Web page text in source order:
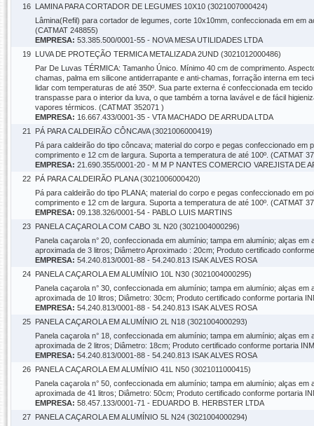
16 LAMINA PARA CORTADOR DE LEGUMES 10X10 (3021007000424)
Lâmina(Refil) para cortador de legumes, corte 10x10mm, confeccionada em em
(CATMAT 248855)
EMPRESA: 53.385.500/0001-55 - NOVA MESA UTILIDADES LTDA
19 LUVA DE PROTEÇÃO TERMICA METALIZADA 2UND (3021012000486)
Par De Luvas TÉRMICA: Tamanho Único. Mínimo 40 cm de comprimento.
chamas, palma em silicone antiderrapante e anti-chamas, forração interna em
lidar com temperaturas de até 350º. Sua parte externa é confeccionada em
transpasse para o interior da luva, o que também a torna lavável e de fácil
vapores térmicos. (CATMAT 352071 )
EMPRESA: 16.667.433/0001-35 - VTA MACHADO DE ARRUDA LTDA
21
PÁ PARA CALDEIRÃO CÔNCAVA (3021006000419)
Pá para caldeirão do tipo côncava; material do corpo e pegas confeccionado
comprimento e 12 cm de largura. Suporta a temperatura de até 100º. (CATMAT
EMPRESA: 21.690.355/0001-20 - M M P NANTES COMERCIO VAREJISTA DE
22 PÁ PARA CALDEIRÃO PLANA (3021006000420)
Pá para caldeirão do tipo PLANA; material do corpo e pegas confeccionado em
comprimento e 12 cm de largura. Suporta a temperatura de até 100º. (CATMAT
EMPRESA: 09.138.326/0001-54 - PABLO LUIS MARTINS
23 PANELA CAÇAROLA COM CABO 3L N20 (3021004000296)
Panela caçarola n° 20, confeccionada em alumínio; tampa em alumínio; alças
aproximada de 3 litros; Diâmetro Aproximado : 20cm; Produto certificado
EMPRESA: 54.240.813/0001-88 - 54.240.813 ISAK ALVES ROSA
24 PANELA CAÇAROLA EM ALUMÍNIO 10L N30 (3021004000295)
Panela caçarola n° 30, confeccionada em alumínio; tampa em alumínio; alças
aproximada de 10 litros; Diâmetro: 30cm; Produto certificado conforme portaria
EMPRESA: 54.240.813/0001-88 - 54.240.813 ISAK ALVES ROSA
25 PANELA CAÇAROLA EM ALUMÍNIO 2L N18 (3021004000293)
Panela caçarola n° 18, confeccionada em alumínio; tampa em alumínio; alças
aproximada de 2 litros; Diâmetro: 18cm; Produto certificado conforme portaria
EMPRESA: 54.240.813/0001-88 - 54.240.813 ISAK ALVES ROSA
26 PANELA CAÇAROLA EM ALUMÍNIO 41L N50 (3021011000415)
Panela caçarola n° 50, confeccionada em alumínio; tampa em alumínio; alças
aproximada de 41 litros; Diâmetro: 50cm; Produto certificado conforme portaria
EMPRESA: 58.457.133/0001-71 - EDUARDO B. HERBSTER LTDA
27 PANELA CAÇAROLA EM ALUMÍNIO 5L N24 (3021004000294)